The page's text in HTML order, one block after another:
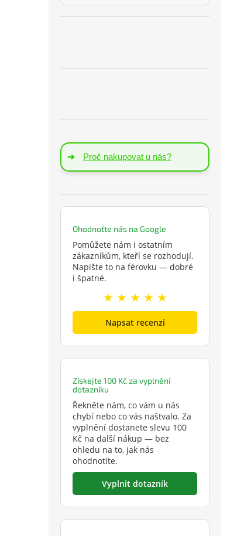
➔ Proč nakupovat u nás?
Ohodnoťte nás na Google
Pomůžete nám i ostatním
zákazníkům, kteří se rozhodují.
Napište to na férovku — dobré
i špatné.
★ ★ ★ ★ ★
Napsat recenzi
Získejte 100 Kč za vyplnění
dotazníku
Řekněte nám, co vám u nás
chybí nebo co vás naštvalo. Za
vyplnění dostanete slevu 100
Kč na další nákup — bez
ohledu na to, jak nás
ohodnotíte.
Vyplnit dotazník